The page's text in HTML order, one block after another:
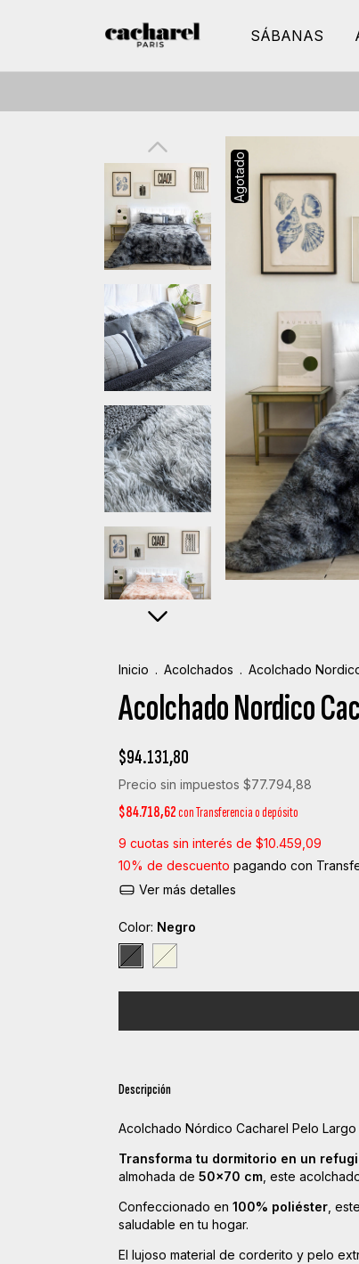
SÁBANAS
Inicio . Acolchados . Acolchado
Acolchado Nordico
$94.131,80
Precio sin impuestos $77.794,88
$84.718,62conTransferencia o depósito
9 cuotas sin interés de $10.459,09
10% de descuento pagando con
Ver más detalles
Color: Negro
Descripción
Acolchado Nórdico Cacharel Pelo Largo
Transforma tu dormitorio en un
almohada de 50x70 cm , este
Confeccionado en 100% poliéster ,
saludable en tu hogar.
El lujoso material de corderito y pelo